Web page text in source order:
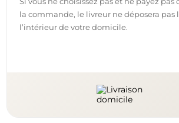
maintenance, afin de profiter de son
pendant longtemps.